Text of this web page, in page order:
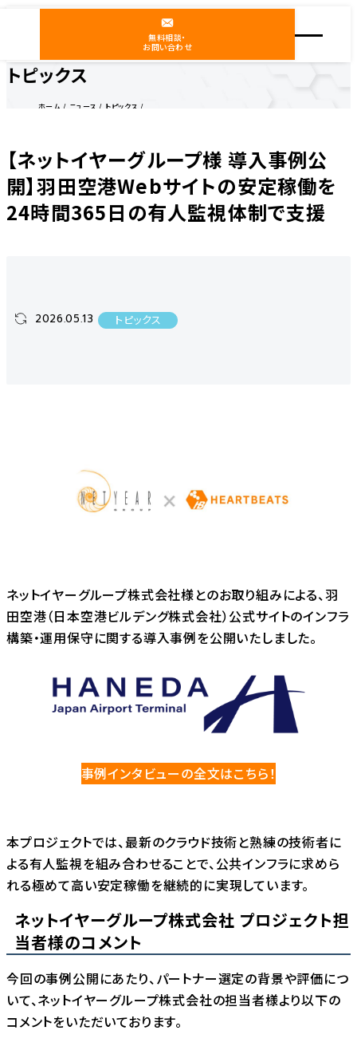
無料相談・
お問い合わせ
トピックス
ホーム ニュース
トピックス
【ネットイヤーグループ様 導入事例公
開】羽田空港Webサイトの安定稼働を
24時間365日の有人監視体制で支援
2026.05.13 トピックス
ネットイヤーグループ株式会社様とのお取り組みによる、羽
田空港（日本空港ビルデング株式会社）公式サイトのインフラ
構築・運用保守に関する導入事例を公開いたしました。
事例インタビューの全文はこちら！
本プロジェクトでは、最新のクラウド技術と熟練の技術者に
よる有人監視を組み合わせることで、公共インフラに求めら
れる極めて高い安定稼働を継続的に実現しています。
ネットイヤーグループ株式会社 プロジェクト担
当者様のコメント
今回の事例公開にあたり、パートナー選定の背景や評価につ
いて、ネットイヤーグループ株式会社の担当者様より以下の
コメントをいただいております。